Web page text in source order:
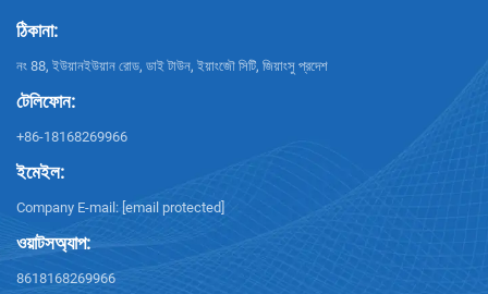
ঠিকানা:
নং 88, ইউয়ানইউয়ান রোড, ডাই টাউন, ইয়াংজৌ সিটি, জিয়াংসু প্রদেশ
টেলিফোন:
+86-18168269966
ইমেইল:
Company E-mail: [email protected]
ওয়াটসঅ্যাপ:
8618168269966